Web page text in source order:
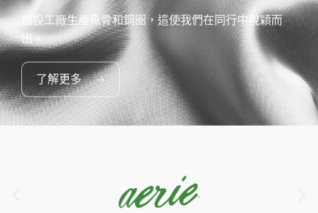
自設工廠生產魚骨和鋼圈，這使我們在同行中脫穎而
出。
了解更多